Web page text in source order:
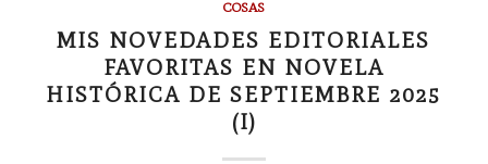
COSAS
MIS NOVEDADES EDITORIALES
FAVORITAS EN NOVELA
HISTÓRICA DE SEPTIEMBRE 2025
(I)